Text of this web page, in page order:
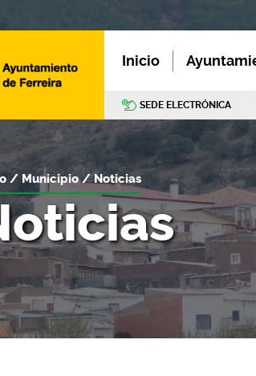
Inicio
SEDE ELECTRÓNICA
Municipio Noticias